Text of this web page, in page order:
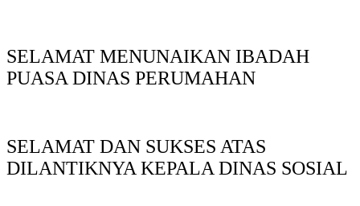
SELAMAT MENUNAIKAN IBADAH
PUASA DINAS PERUMAHAN
SELAMAT DAN SUKSES ATAS
DILANTIKNYA KEPALA DINAS SOSIAL